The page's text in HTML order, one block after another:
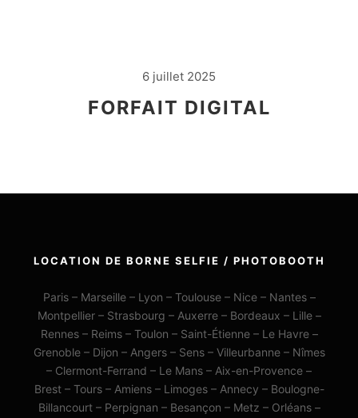
6 juillet 2025
FORFAIT DIGITAL
LOCATION DE BORNE SELFIE / PHOTOBOOTH
Paris – Marseille – Lyon – Toulouse – Nice – Nantes –
Montpellier – Strasbourg – Auxerre – Bordeaux – Lille –
Rennes – Reims – Toulon – Saint-Étienne – Le Havre –
Grenoble – Dijon – Angers – Sens – Villeurbanne – Nîmes
– Clermont-Ferrand – Le Mans – Aix-en-Provence –
Brest – Tours – Amiens – Limoges – Annecy – Boulogne-
Billancourt – Perpignan – Besançon – Metz – Orléans –